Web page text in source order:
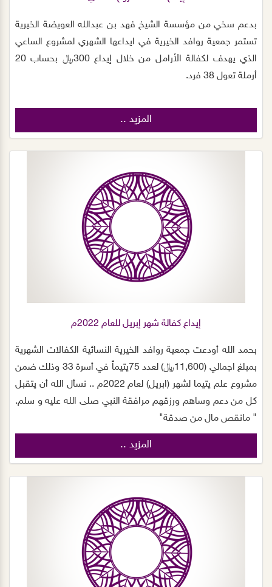
بدعم سخي من مؤسسة الشيخ فهد بن عبدالله العويضة الخيرية
تستمر جمعية روافد الخيرية في ايداعها الشهري لمشروع الساعي
الذي يهدف لكفالة الأرامل من خلال إيداع 300﷼ بحساب 20
أرملة تعول 38 فرد.
المزيد ..
إيداع كفالة شهر إبريل للعام 2022م
بحمد الله أودعت جمعية روافد الخيرية النسائية الكفالات الشهرية
بمبلغ اجمالي (11,600﷼) لعدد 75يتيماً في أسرة 33 وذلك ضمن
مشروع علم يتيما لشهر (ابريل) لعام 2022م .. نسأل الله أن يتقبل
كل من دعم وساهم ورزقهم مرافقة النبي صلى الله عليه و سلم.
" مانقص مال من صدقة"
المزيد ..